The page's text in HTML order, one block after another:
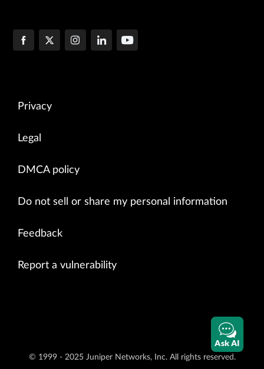
Privacy
Legal
DMCA policy
Do not sell or share my personal information
Feedback
Report a vulnerability
© 1999 - 2025 Juniper Networks, Inc. All rights reserved.
Ask AI